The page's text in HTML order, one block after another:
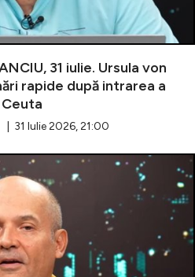
31 iulie. Ursula von
rapide după intrarea a
31 Iulie 2026, 21:00